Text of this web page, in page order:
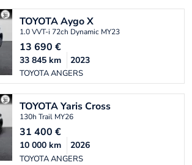
TOYOTAAygo X
1.0 VVT-i 72ch Dynamic MY23
13 690 €
TOYOTA ANGERS
33 845 km 2023
TOYOTAYaris Cross
130h Trail MY26
31 400 €
TOYOTA ANGERS
10 000 km 2026